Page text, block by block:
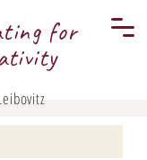
for